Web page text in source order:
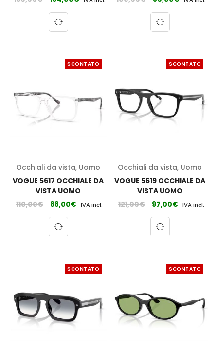
SCONTATO
Occhiali da vista, Uomo
VOGUE 5617 OCCHIALE DA
VISTA UOMO
110,00€ 88,00€ IVA incl.
SCONTATO
Occhiali da vista, Uomo
VOGUE 5619 OCCHIALE DA
VISTA UOMO
121,00€ 97,00€ IVA incl.
SCONTATO SCONTATO